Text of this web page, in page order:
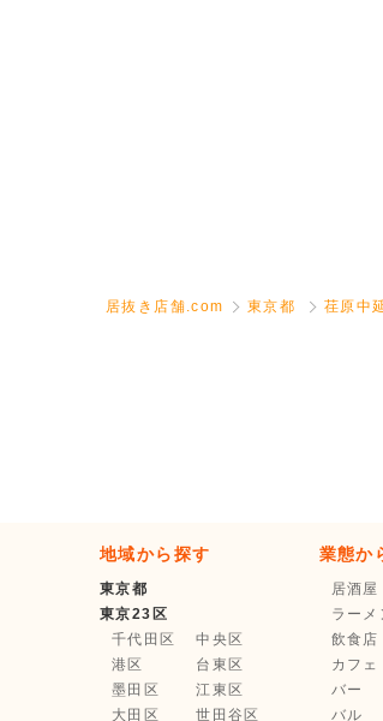
居抜き店舗.com 東京都 荏原中
地域から探す
東京都
東京23区
千代田区
中央区
港区
台東区
墨田区
江東区
大田区
世田谷区
業態か
居酒屋
ラーメ
飲食店
カフェ
バー
バル